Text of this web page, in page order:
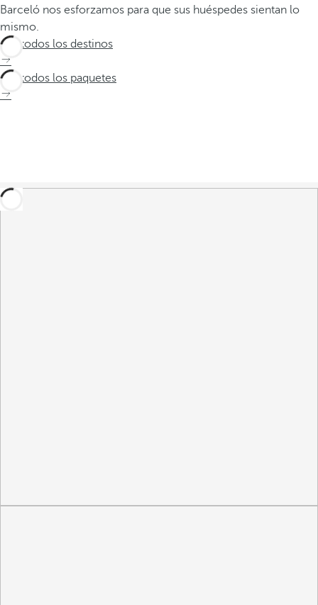
Barceló nos esforzamos para que sus huéspedes sientan lo
mismo.
Ver todos los destinos
Ver todos los paquetes